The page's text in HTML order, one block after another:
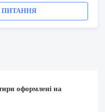
ПИТАННЯ
оформлені на